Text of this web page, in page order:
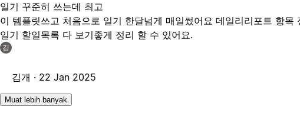
일기 꾸준히 쓰는데 최고
이 템플릿쓰고 처음으로 일기 한달넘게 매일썼어요 데일리리포트 항
일기 할일목록 다 보기좋게 정리 할 수 있어요.
김
김개 · 22 Jan 2025
Muat lebih banyak